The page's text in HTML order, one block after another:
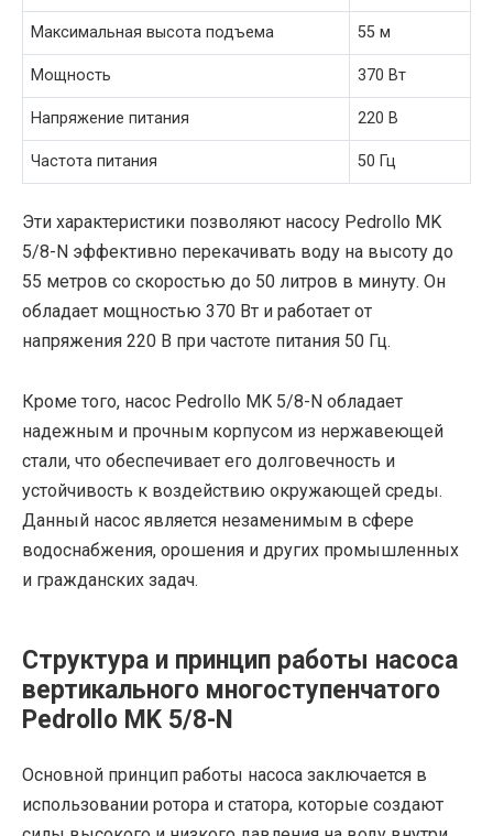
Максимальная высота подъема 55 м
Мощность 370 Вт
Напряжение питания 220 В
Частота питания 50 Гц
Эти характеристики позволяют насосу Pedrollo MK
5/8-N эффективно перекачивать воду на высоту до
55 метров со скоростью до 50 литров в минуту. Он
обладает мощностью 370 Вт и работает от
напряжения 220 В при частоте питания 50 Гц.
Кроме того, насос Pedrollo MK 5/8-N обладает
надежным и прочным корпусом из нержавеющей
стали, что обеспечивает его долговечность и
устойчивость к воздействию окружающей среды.
Данный насос является незаменимым в сфере
водоснабжения, орошения и других промышленных
и гражданских задач.
Структура и принцип работы насоса
вертикального многоступенчатого
Pedrollo MK 5/8-N
Основной принцип работы насоса заключается в
использовании ротора и статора, которые создают